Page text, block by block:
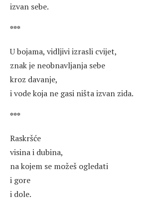
izvan sebe.
***
U bojama, vidljivi izrasli cvijet,
znak je neobnavljanja sebe
kroz davanje,
i vode koja ne gasi ništa izvan zida.
***
Raskršće
visina i dubina,
na kojem se možeš ogledati
i gore
i dole.